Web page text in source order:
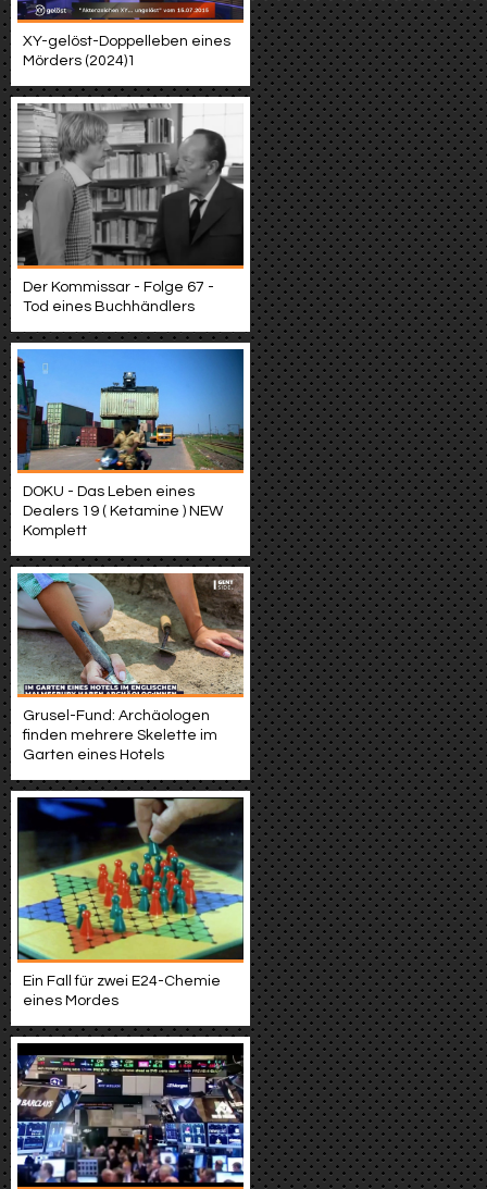
XY-gelöst-Doppelleben eines
Mörders (2024)1
Der Kommissar - Folge 67 -
Tod eines Buchhändlers
DOKU - Das Leben eines
Dealers 19 ( Ketamine ) NEW
Komplett
Grusel-Fund: Archäologen
finden mehrere Skelette im
Garten eines Hotels
Ein Fall für zwei E24-Chemie
eines Mordes